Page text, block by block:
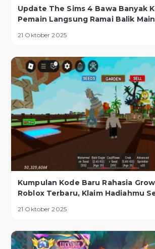
Update The Sims 4 Bawa Banyak
Pemain Langsung Ramai Balik
21 Oktober 2025
Kumpulan Kode Baru Rahasia
Roblox Terbaru, Klaim Hadiahmu
21 Oktober 2025